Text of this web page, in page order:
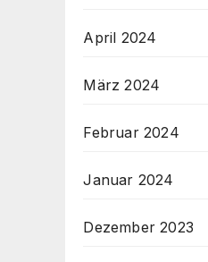
April 2024
März 2024
Februar 2024
Januar 2024
Dezember 2023